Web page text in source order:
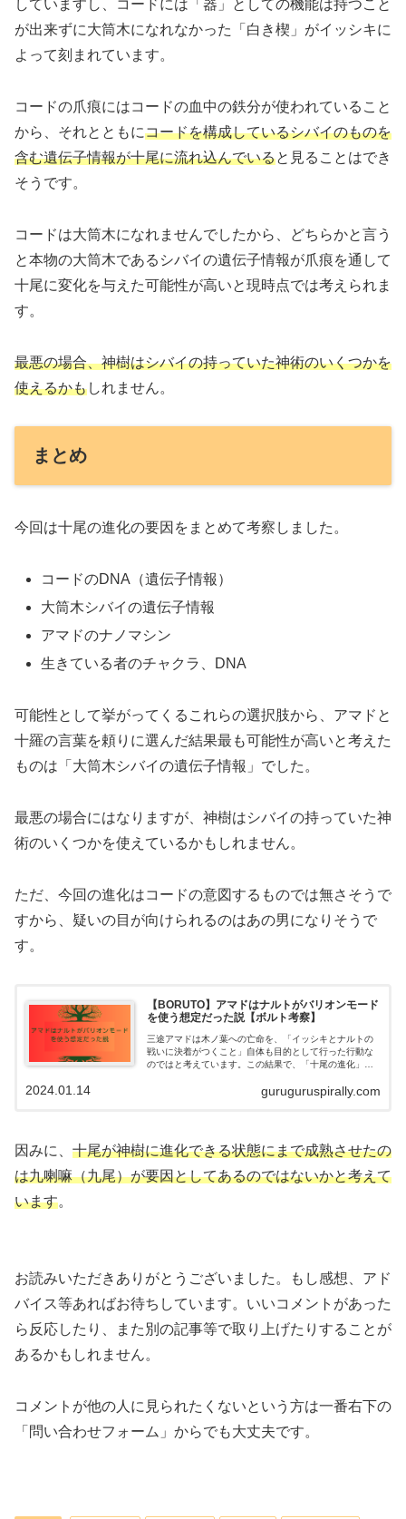
していますし、コードには「器」としての機能は持つこと
が出来ずに大筒木になれなかった「白き楔」がイッシキに
よって刻まれています。
コードの爪痕にはコードの血中の鉄分が使われていること
から、それとともにコードを構成しているシバイのものを
含む遺伝子情報が十尾に流れ込んでいると見ることはでき
そうです。
コードは大筒木になれませんでしたから、どちらかと言う
と本物の大筒木であるシバイの遺伝子情報が爪痕を通して
十尾に変化を与えた可能性が高いと現時点では考えられま
す。
最悪の場合、神樹はシバイの持っていた神術のいくつかを
使えるかもしれません。
まとめ
今回は十尾の進化の要因をまとめて考察しました。
コードのDNA（遺伝子情報）
大筒木シバイの遺伝子情報
アマドのナノマシン
生きている者のチャクラ、DNA
可能性として挙がってくるこれらの選択肢から、アマドと
十羅の言葉を頼りに選んだ結果最も可能性が高いと考えた
ものは「大筒木シバイの遺伝子情報」でした。
最悪の場合にはなりますが、神樹はシバイの持っていた神
術のいくつかを使えているかもしれません。
ただ、今回の進化はコードの意図するものでは無さそうで
すから、疑いの目が向けられるのはあの男になりそうで
す。
【BORUTO】アマドはナルトがバリオンモード
を使う想定だった説【ボルト考察】
三途アマドは木ノ葉への亡命を、「イッシキとナルトの
戦いに決着がつくこと」自体も目的として行った行動な
のではと考えています。この結果で、「十尾の進化」に
子モードを使う想定だった」と考えたのかをまとめまし
guruguruspirally.com
2024.01.14
因みに、 十尾が神樹に進化できる状態にまで成熟させたの
は九喇嘛（九尾）が要因としてあるのではないかと考えて
います。
お読みいただきありがとうございました。もし感想、アド
バイス等あればお待ちしています。いいコメントがあった
ら反応したり、また別の記事等で取り上げたりすることが
あるかもしれません。
コメントが他の人に見られたくないという方は一番右下の
「問い合わせフォーム」からでも大丈夫です。